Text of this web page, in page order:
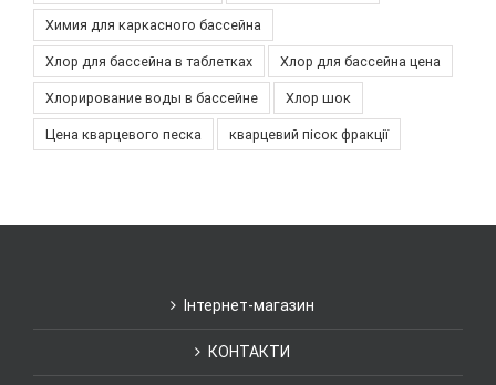
Химия для каркасного бассейна
Хлор для бассейна в таблетках Хлор для бассейна цена
Хлорирование воды в бассейне Хлор шок
Цена кварцевого песка кварцевий пісок фракції
Інтернет-магазин
КОНТАКТИ